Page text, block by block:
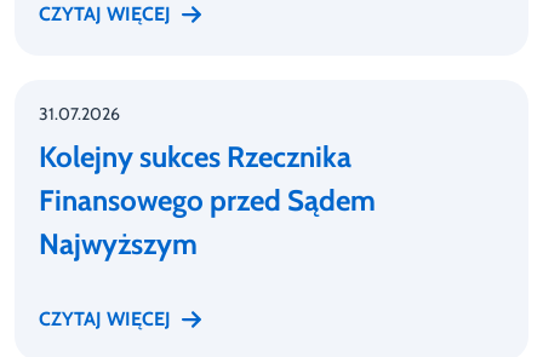
CZYTAJ WIĘCEJ
31.07.2026
Kolejny sukces Rzecznika
Finansowego przed Sądem
Najwyższym
CZYTAJ WIĘCEJ